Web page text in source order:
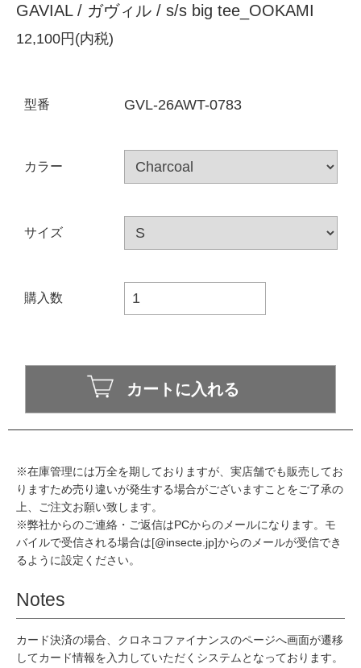
GAVIAL / ガヴィル / s/s big tee_OOKAMI
12,100円(内税)
型番 GVL-26AWT-0783
カラー
サイズ
購入数
※在庫管理には万全を期しておりますが、実店舗でも販売してお
りますため売り違いが発生する場合がございますことをご了承の
上、ご注文お願い致します。
※弊社からのご連絡・ご返信はPCからのメールになります。モ
バイルで受信される場合は[@insecte.jp]からのメールが受信でき
るように設定ください。
Notes
カード決済の場合、クロネコファイナンスのページへ画面が遷移
してカード情報を入力していただくシステムとなっております。